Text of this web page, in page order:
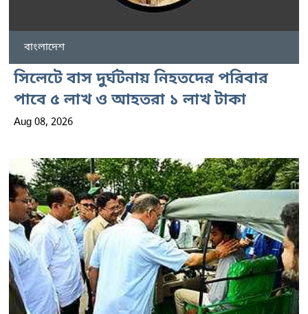
বাংলাদেশ
সিলেটে বাস দুর্ঘটনায় নিহতদের পরিবার
পাবে ৫ লাখ ও আহতরা ১ লাখ টাকা
Aug 08, 2026